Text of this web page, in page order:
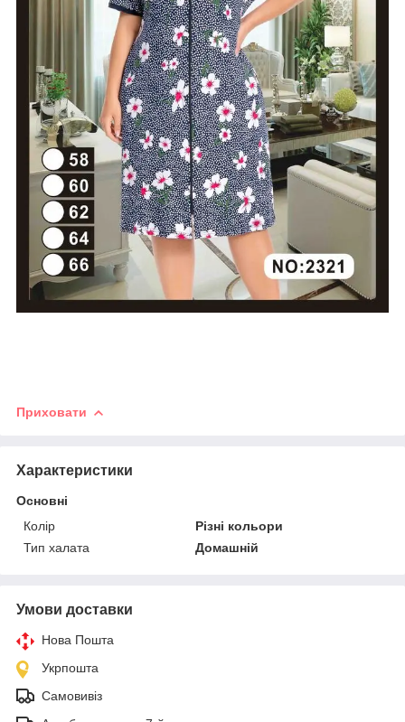
Приховати
Характеристики
Основні
Колір
Різні кольори
Тип халата
Домашній
Умови доставки
Нова Пошта
Укрпошта
Самовивіз